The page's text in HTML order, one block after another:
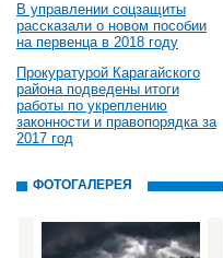
В управлении соцзащиты
рассказали о новом пособии
на первенца в 2018 году
Прокуратурой Карагайского
района подведены итоги
работы по укреплению
законности и правопорядка за
2017 год
ФОТОГАЛЕРЕЯ